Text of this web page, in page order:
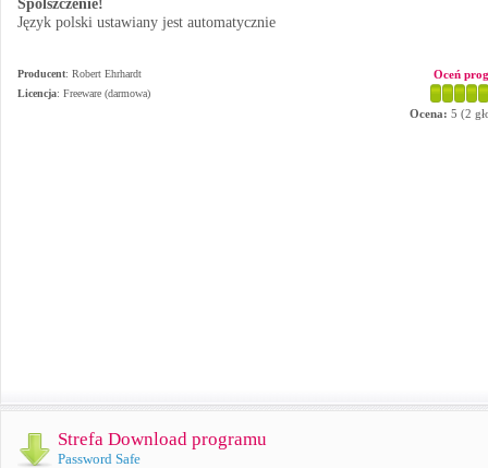
Spolszczenie!
Język polski ustawiany jest automatycznie
Producent: Robert Ehrhardt
Licencja: Freeware (darmowa)
Oceń
Ocena: 5 (2
Strefa Download programu
Password Safe